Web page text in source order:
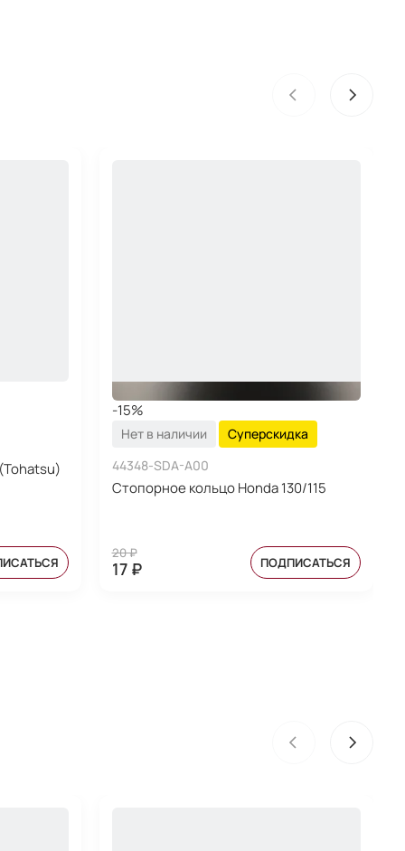
-15%
Нет в наличии
Суперскидка
44348-SDA-A00
Стопорное кольцо Honda 130/115
20 ₽
17 ₽ ПОДПИСАТЬСЯ